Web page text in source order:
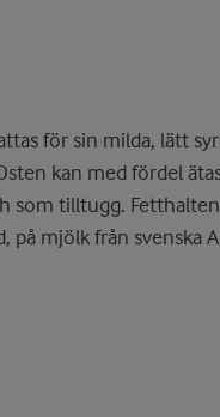
för sin milda, lätt
kan med fördel
som tilltugg.
på mjölk från svenska